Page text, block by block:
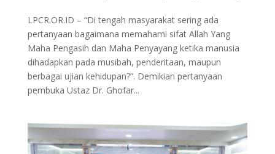
LPCR.OR.ID – “Di tengah masyarakat sering ada
pertanyaan bagaimana memahami sifat Allah Yang
Maha Pengasih dan Maha Penyayang ketika manusia
dihadapkan pada musibah, penderitaan, maupun
berbagai ujian kehidupan?”. Demikian pertanyaan
pembuka Ustaz Dr. Ghofar...